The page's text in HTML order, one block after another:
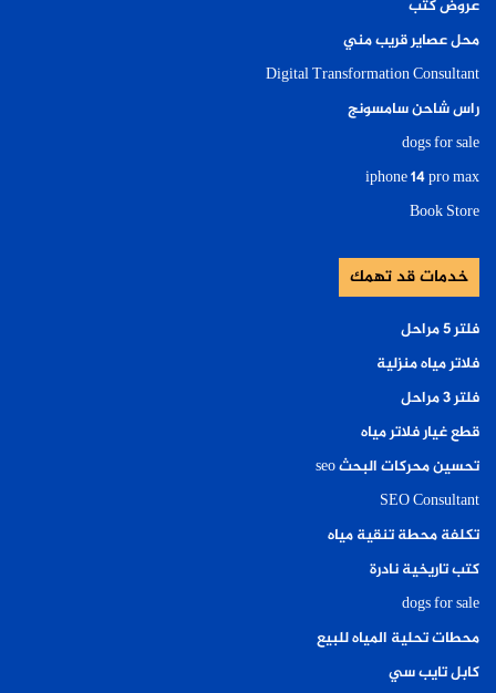
عروض كتب
محل عصاير قريب مني
Digital Transformation Consultant
راس شاحن سامسونج
dogs for sale
iphone 14 pro max
Book Store
خدمات قد تهمك
فلتر ٥ مراحل
فلاتر مياه منزلية
فلتر ٣ مراحل
قطع غيار فلاتر مياه
تحسين محركات البحث seo
SEO Consultant
تكلفة محطة تنقية مياه
كتب تاريخية نادرة
dogs for sale
محطات تحلية المياه للبيع
كابل تايب سي